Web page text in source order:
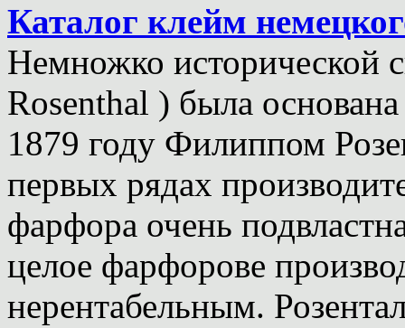
Каталог клейм
Немножко исторической
Rosenthal ) была
1879 году Филиппом
первых рядах
фарфора очень
целое фарфорове
нерентабельным.